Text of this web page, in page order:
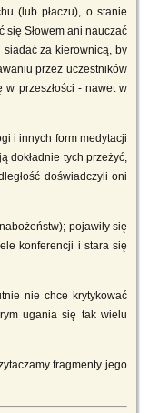
(lub płaczu), o stanie
Słowem ani nauczać
siadać za kierownicą, by
przez uczestników
w przeszłości - nawet w
i innych form medytacji
dokładnie tych przeżyć,
doświadczyli oni
pojawiły się
konferencji i stara się
nie chce krytykować
ugania się tak wielu
fragmenty jego